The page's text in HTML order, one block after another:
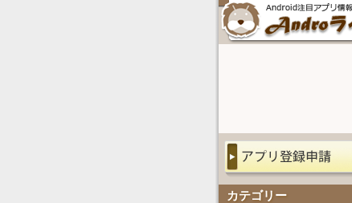
カテゴリー